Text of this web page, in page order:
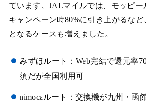
ています。JALマイルでは、モッピー
キャンペーン時80%に引き上がるな
となるケースも増えました。
みずほルート：Web完結で還元率
須だが全国利用可
nimocaルート：交換機が九州・函